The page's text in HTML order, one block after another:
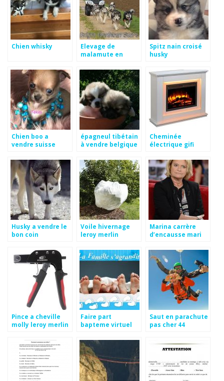
Chien whisky
Elevage de
malamute en
Spitz nain croisé
husky
Chien boo a
vendre suisse
épagneul tibétain
à vendre belgique
Cheminée
électrique gifi
Husky a vendre le
bon coin
Voile hivernage
leroy merlin
Marina carrère
d’encausse mari
Pince a cheville
molly leroy merlin
Faire part
bapteme virtuel
Saut en parachute
pas cher 44